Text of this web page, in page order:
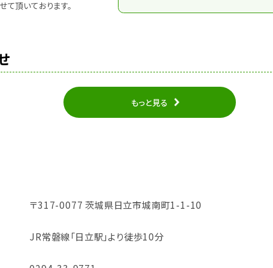
頂いております。
もっと見る
〒317-0077 茨城県日立市城南町1-1-10
JR常磐線「日立駅」より徒歩10分